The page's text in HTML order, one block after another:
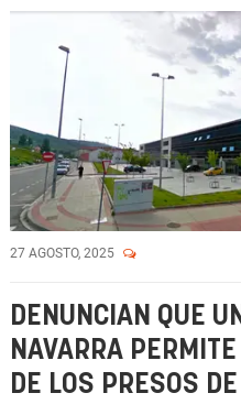
27 AGOSTO, 2025
DENUNCIAN QUE
NAVARRA
DE LOS PRESOS